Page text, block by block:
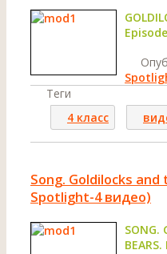
Теги
4 класс
Song. Goldilocks
Spotlight-4 видео)
SONG.